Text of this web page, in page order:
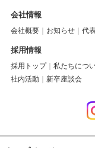
会社情報
会社概要 お知らせ 代
採用情報
採用トップ 私たちにつ
社内活動
新卒座談会